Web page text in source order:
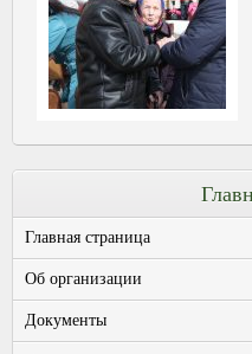
Главная страница
Об организации
Документы